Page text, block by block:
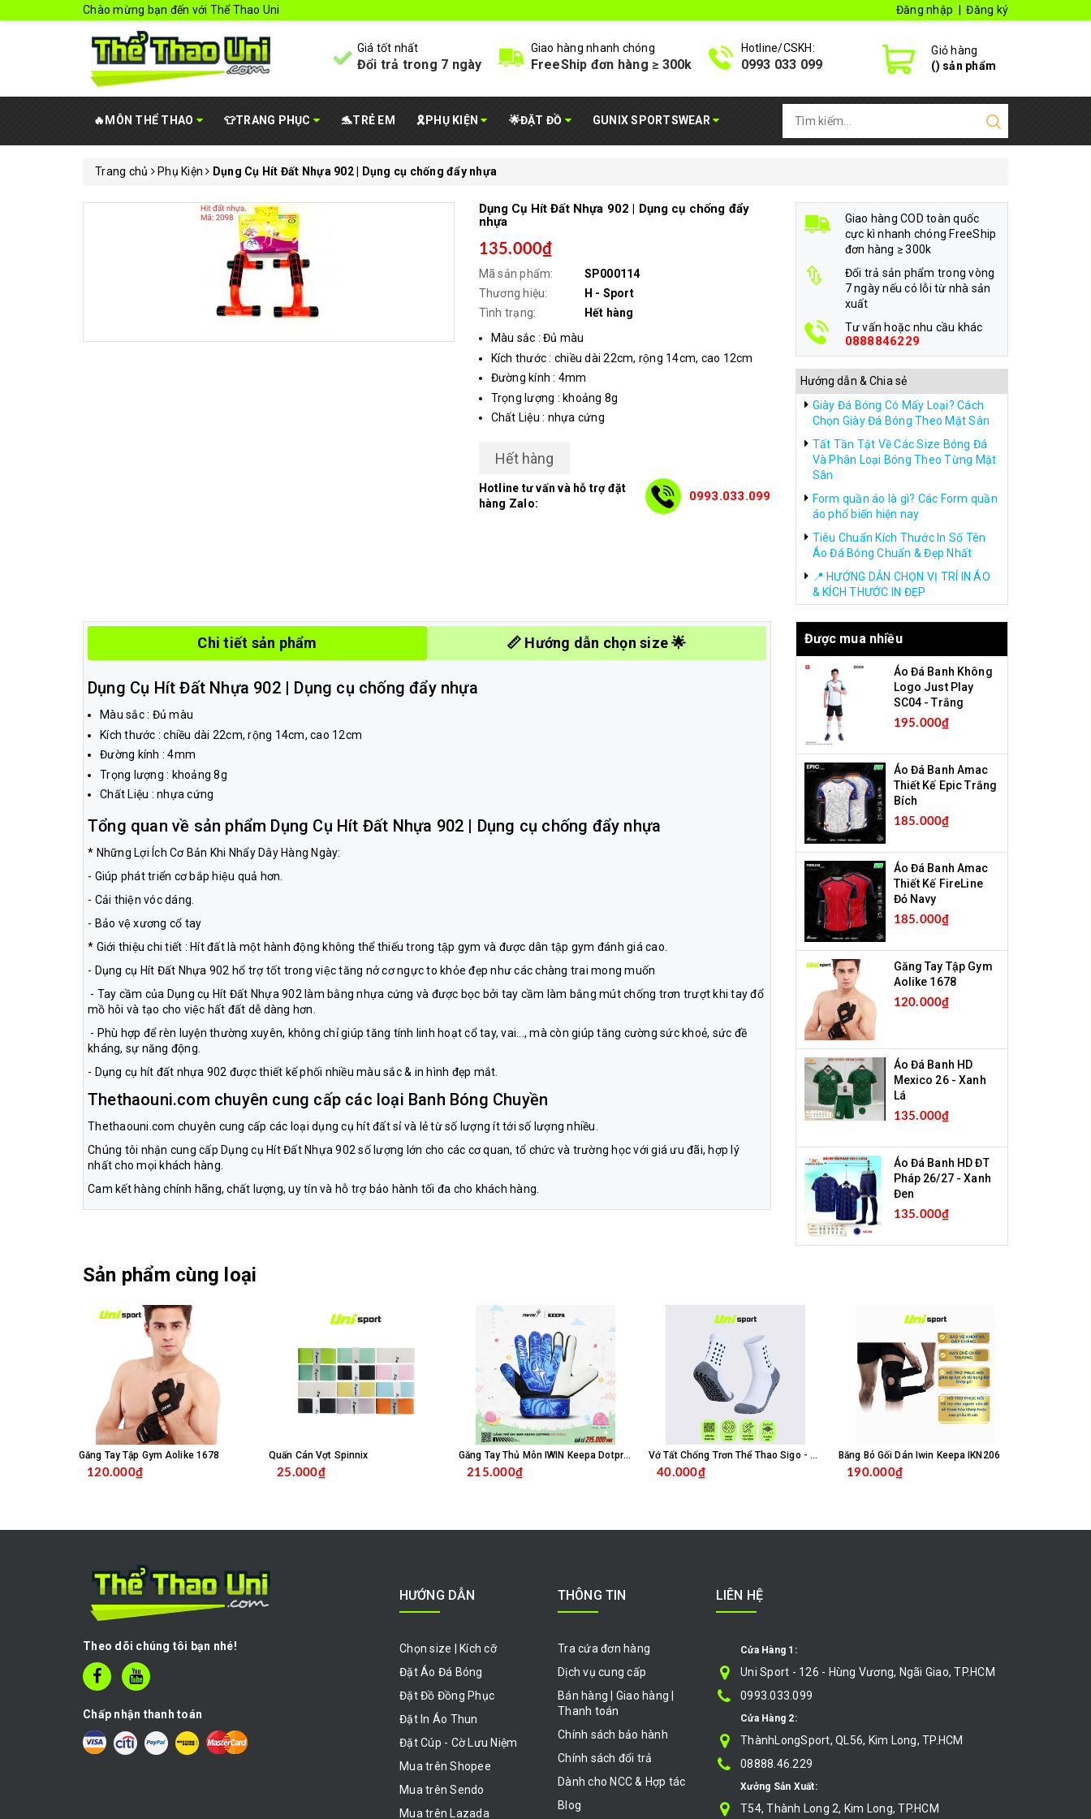
Chào mừng bạn đến với Thể Thao Uni Đăng nhập Đăng ký
Giá tốt nhất
Đổi trả trong 7 ngày
Giao hàng nhanh chóng
FreeShip đơn hàng ≥ 300k
Hotline/CSKH:
0993 033 099
Giỏ hàng
() sản phẩm
🔥MÔN THỂ THAO 👕TRANG PHỤC 🐬TRẺ EM 🎗️PHỤ KIỆN 🌟ĐẶT ĐỒ GUNIX SPORTSWEAR
Trang chủ Phụ Kiện Dụng Cụ Hít Đất Nhựa 902 | Dụng cụ chống đẩy nhựa
Dụng Cụ Hít Đất Nhựa 902 | Dụng cụ chống đẩy
nhựa
135.000₫
Mã sản phẩm:
SP000114
Thương hiệu:
H - Sport
Tình trạng:
Hết hàng
Màu sắc : Đủ màu
Kích thước : chiều dài 22cm, rộng 14cm, cao 12cm
Đường kính : 4mm
Trọng lượng : khoảng 8g
Chất Liệu : nhựa cứng
Hết hàng
Hotline tư vấn và hỗ trợ đặt
hàng Zalo:
0993.033.099
Giao hàng COD toàn quốc
cực kì nhanh chóng FreeShip
đơn hàng ≥ 300k
Đổi trả sản phẩm trong vòng
7 ngày nếu có lỗi từ nhà sản
xuất
Tư vấn hoặc nhu cầu khác
0888846229
Hướng dẫn & Chia sẻ
Giày Đá Bóng Có Mấy Loại? Cách
Chọn Giày Đá Bóng Theo Mặt Sân
Tất Tần Tật Về Các Size Bóng Đá
Và Phân Loại Bóng Theo Từng Mặt
Sân
Form quần áo là gì? Các Form quần
áo phổ biến hiện nay
Tiêu Chuẩn Kích Thước In Số Tên
Áo Đá Bóng Chuẩn & Đẹp Nhất
📍 HƯỚNG DẪN CHỌN VỊ TRÍ IN ÁO
& KÍCH THƯỚC IN ĐẸP
Chi tiết sản phẩm 📏 Hướng dẫn chọn size 🌟
Dụng Cụ Hít Đất Nhựa 902 | Dụng cụ chống đẩy nhựa
Màu sắc : Đủ màu
Kích thước : chiều dài 22cm, rộng 14cm, cao 12cm
Đường kính : 4mm
Trọng lượng : khoảng 8g
Chất Liệu : nhựa cứng
Tổng quan về sản phẩm Dụng Cụ Hít Đất Nhựa 902 | Dụng cụ chống đẩy nhựa
* Những Lợi Ích Cơ Bản Khi Nhẩy Dây Hàng Ngày:
- Giúp phát triển cơ bắp hiệu quả hơn.
- Cải thiện vóc dáng.
- Bảo vệ xương cổ tay
* Giới thiệu chi tiết : Hít đất là một hành động không thể thiếu trong tập gym và được dân tập gym đánh giá cao.
- Dụng cụ Hít Đất Nhựa 902 hổ trợ tốt trong việc tăng nở cơ ngực to khỏe đẹp như các chàng trai mong muốn
- Tay cầm của Dụng cụ Hít Đất Nhựa 902 làm bằng nhựa cứng và được bọc bởi tay cầm làm bằng mút chống trơn trượt khi tay đổ
mồ hôi và tạo cho việc hất đất dễ dàng hơn.
- Phù hợp để rèn luyện thường xuyên, không chỉ giúp tăng tính linh hoạt cổ tay, vai..., mà còn giúp tăng cường sức khoẻ, sức đề
kháng, sự năng động.
- Dụng cụ hít đất nhựa 902 được thiết kế phối nhiều màu sắc & in hình đẹp mắt.
Thethaouni.com chuyên cung cấp các loại Banh Bóng Chuyền
Thethaouni.com chuyên cung cấp các loại dụng cụ hít đất sỉ và lẻ từ số lượng ít tới số lượng nhiều.
Chúng tôi nhận cung cấp Dụng cụ Hít Đất Nhựa 902 số lượng lớn cho các cơ quan, tổ chức và trường học với giá ưu đãi, hợp lý
nhất cho mọi khách hàng.
Cam kết hàng chính hãng, chất lượng, uy tín và hỗ trợ bảo hành tối đa cho khách hàng.
Được mua nhiều
Áo Đá Banh Không
Logo Just Play
SC04 - Trắng
195.000₫
Áo Đá Banh Amac
Thiết Kế Epic Trắng
Bích
185.000₫
Áo Đá Banh Amac
Thiết Kế FireLine
Đỏ Navy
185.000₫
Găng Tay Tập Gym
Aolike 1678
120.000₫
Áo Đá Banh HD
Mexico 26 - Xanh
Lá
135.000₫
Áo Đá Banh HD ĐT
Pháp 26/27 - Xanh
Đen
135.000₫
Sản phẩm cùng loại
Găng Tay Tập Gym Aolike 1678
120.000₫
Quấn Cán Vợt Spinnix
25.000₫
Găng Tay Thủ Môn IWIN Keepa Dotpro Xanh Biển
215.000₫
Vớ Tất Chống Trơn Thể Thao Sigo - Trắng
40.000₫
Băng Bó Gối Dán Iwin Keepa IKN206
190.000₫
Theo dõi chúng tôi bạn nhé!
Chấp nhận thanh toán
HƯỚNG DẪN
Chọn size | Kích cỡ
Đặt Áo Đá Bóng
Đặt Đồ Đồng Phục
Đặt In Áo Thun
Đặt Cúp - Cờ Lưu Niệm
Mua trên Shopee
Mua trên Sendo
Mua trên Lazada
THÔNG TIN
Tra cứa đơn hàng
Dịch vụ cung cấp
Bán hàng | Giao hàng |
Thanh toán
Chính sách bảo hành
Chính sách đổi trả
Dành cho NCC & Hợp tác
Blog
LIÊN HỆ
Cửa Hàng 1:
Uni Sport - 126 - Hùng Vương, Ngãi Giao, TP.HCM
0993.033.099
Cửa Hàng 2:
ThànhLongSport, QL56, Kim Long, TP.HCM
08888.46.229
Xưởng Sản Xuất:
T54, Thành Long 2, Kim Long, TP.HCM